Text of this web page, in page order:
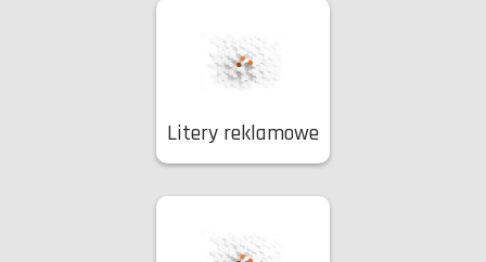
Litery reklamowe